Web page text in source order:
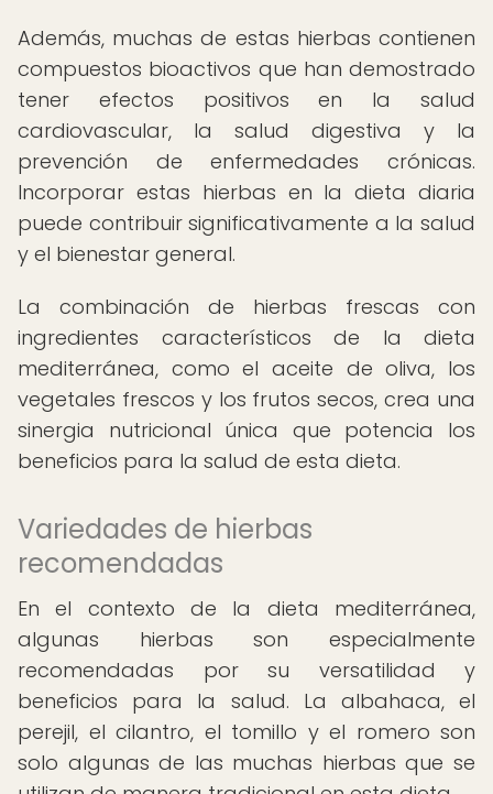
Además, muchas de estas hierbas contienen
compuestos bioactivos que han demostrado
tener efectos positivos en la salud
cardiovascular, la salud digestiva y la
prevención de enfermedades crónicas.
Incorporar estas hierbas en la dieta diaria
puede contribuir significativamente a la salud
y el bienestar general.
La combinación de hierbas frescas con
ingredientes característicos de la dieta
mediterránea, como el aceite de oliva, los
vegetales frescos y los frutos secos, crea una
sinergia nutricional única que potencia los
beneficios para la salud de esta dieta.
Variedades de hierbas
recomendadas
En el contexto de la dieta mediterránea,
algunas hierbas son especialmente
recomendadas por su versatilidad y
beneficios para la salud. La albahaca, el
perejil, el cilantro, el tomillo y el romero son
solo algunas de las muchas hierbas que se